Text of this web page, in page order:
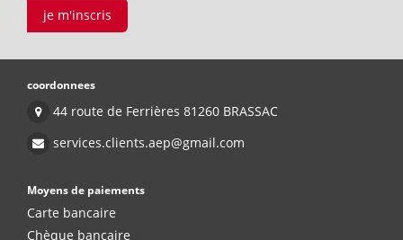
je m'inscris
coordonnees
44 route de Ferrières 81260 BRASSAC
services.clients.aep@gmail.com
Moyens de paiements
Carte bancaire
Chèque bancaire